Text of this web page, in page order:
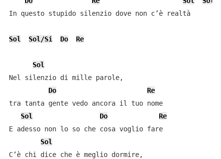
In questo stupido silenzio dove non c’è realtà
Sol Sol/Si Do Re
Sol
Nel silenzio di mille parole,
Do
Re
tra tanta gente vedo ancora il tuo nome
Sol
Do
Re
E adesso non lo so che cosa voglio fare
Sol
C’è chi dice che è meglio dormire,